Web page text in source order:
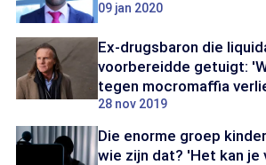
09 jan 2020
Ex-drugsbaron die
voorbereidde getuigt:
tegen mocromaffia
28 nov 2019
Die enorme groep
wie zijn dat? 'Het kan je